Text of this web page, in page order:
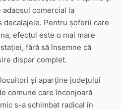
comercial la
decalajele. Pentru șoferii care
efectul este o mai mare
fără să însemne că
dispar complet.
și aparține județului
comune care înconjoară
s-a schimbat radical în